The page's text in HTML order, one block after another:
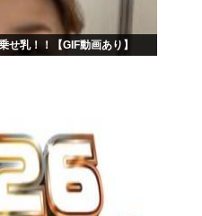
乳！！【GIF動画あり】